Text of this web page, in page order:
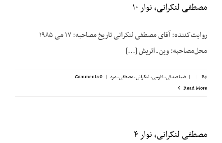
مصطفی لنکرانی، نوار ۱۰
روایت‌کننده: آقای مصطفی لنکرانی تاریخ مصاحبه: ۱۷ می ۱۹۸۵
محل‌مصاحبه: وین ـ اتریش [...]
By
|
| ضیا صدقی,فارسی,لنکرانی، مصطفی,مرد |
0 Comments
Read More
مصطفی لنکرانی، نوار ۴